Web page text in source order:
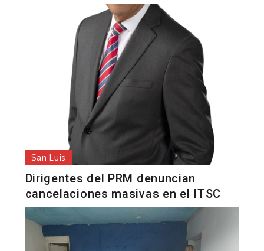
San Luis
Dirigentes del PRM denuncian
cancelaciones masivas en el ITSC